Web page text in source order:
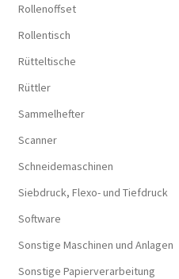
Rollenoffset
Rollentisch
Rütteltische
Rüttler
Sammelhefter
Scanner
Schneidemaschinen
Siebdruck, Flexo- und Tiefdruck
Software
Sonstige Maschinen und Anlagen
Sonstige Papierverarbeitung